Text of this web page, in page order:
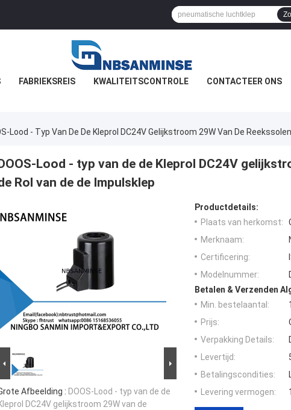
FABRIEKSREIS KWALITEITSCONTROLE CONTACTEER ONS
Lood - Typ Van De De Kleprol DC24V Gelijkstroom 29W Van De
Lood - typ van de de Kleprol DC24V
Rol van de de Impulsklep
Afbeelding : DOOS-Lood - typ van de de
DC24V gelijkstroom 29W van de
Productdetails:
Plaats van herkomst:
Merknaam:
Certificering:
Modelnummer:
Betalen & Verzenden
Min. bestelaantal:
Prijs:
Verpakking Details:
Levertijd:
Betalingscondities:
Levering vermogen: